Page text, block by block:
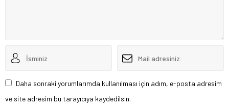
Daha sonraki yorumlarımda kullanılması için adım, e-posta adresim
ve site adresim bu tarayıcıya kaydedilsin.